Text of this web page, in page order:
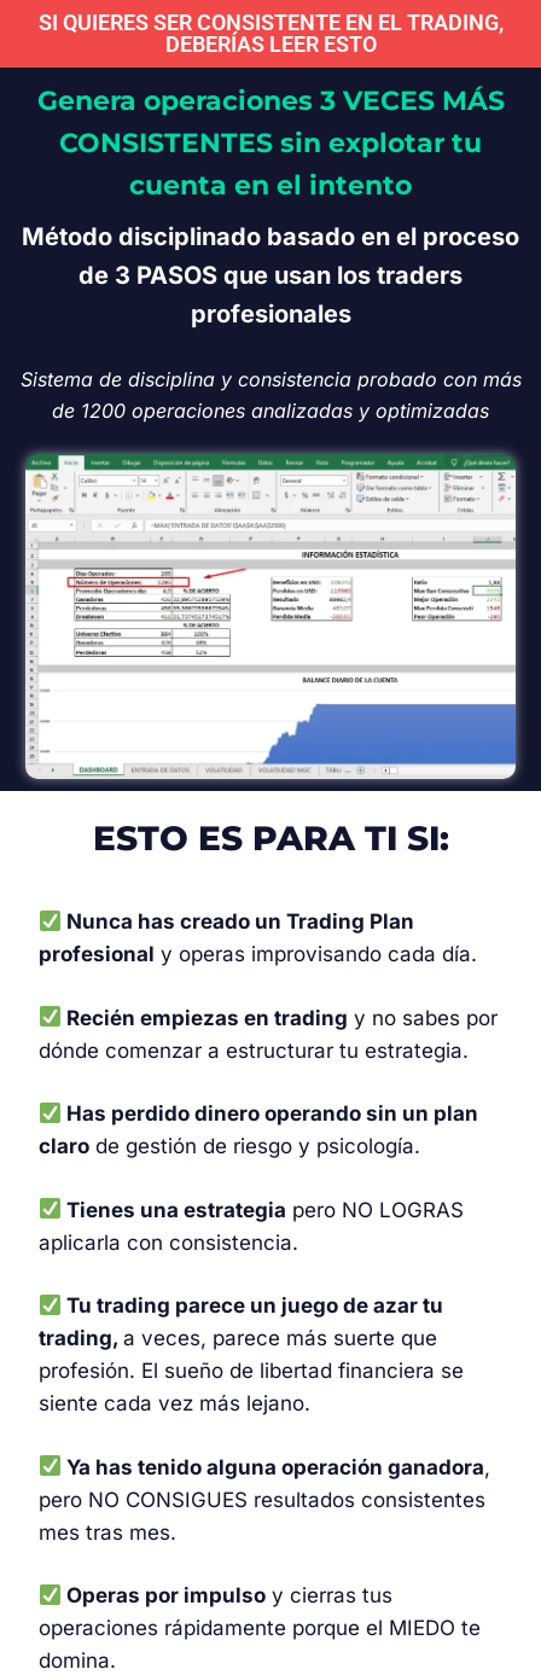
SI QUIERES SER CONSISTENTE EN EL TRADING,
DEBERÍAS LEER ESTO
Genera operaciones 3 VECES MÁS
CONSISTENTES sin explotar tu
cuenta en el intento
Método disciplinado basado en el proceso
de 3 PASOS que usan los traders
profesionales
Sistema de disciplina y consistencia probado con más
de 1200 operaciones analizadas y optimizadas
ESTO ES PARA TI SI:
Nunca has creado un Trading Plan
profesional y operas improvisando cada día.
Recién empiezas en trading y no sabes por
dónde comenzar a estructurar tu estrategia.
Has perdido dinero operando sin un plan
claro de gestión de riesgo y psicología.
Tienes una estrategia pero NO LOGRAS
aplicarla con consistencia.
Tu trading parece un juego de azar tu
trading, a veces, parece más suerte que
profesión. El sueño de libertad financiera se
siente cada vez más lejano.
Ya has tenido alguna operación ganadora,
pero NO CONSIGUES resultados consistentes
mes tras mes.
Operas por impulso y cierras tus
operaciones rápidamente porque el MIEDO te
domina.